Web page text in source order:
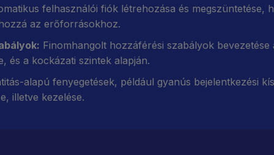
felhasználói fiók létrehozása és megszüntetése,
az erőforrásokhoz.
Finomhangolt hozzáférési szabályok
és a kockázati szintek alapján.
alapú fenyegetések, például gyanús bejelentkezési
illetve kezelése.